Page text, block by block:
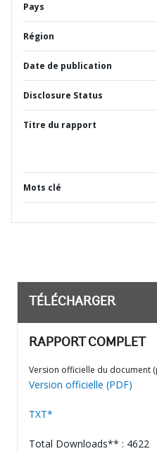
Pays
Région
Date de publication
Disclosure Status
Titre du rapport
Mots clé
TÉLÉCHARGER
RAPPORT COMPLET
Version officielle du document
Version officielle (PDF)
TXT*
Total Downloads** : 4622